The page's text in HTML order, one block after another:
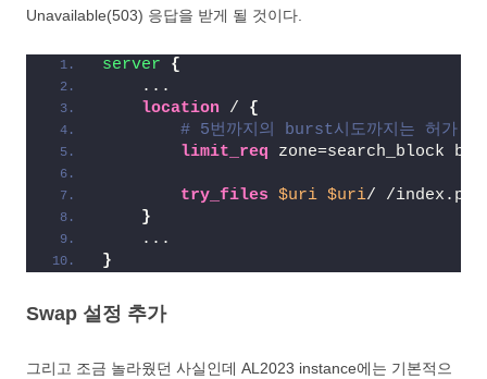
Unavailable(503) 응답을 받게 될 것이다.
server
{
    ...
location / {
# 5번까지의 burst시도까지는 허가.
limit_req zone=search_block
try_files $uri $uri/ /
}
    ...
}
Swap 설정 추가
그리고 조금 놀라웠던 사실인데 AL2023 instance에는 기본적으